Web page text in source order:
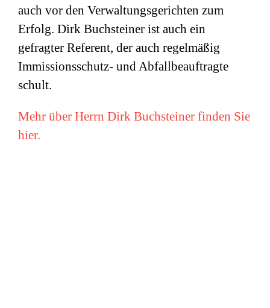
auch vor den Verwaltungsgerichten zum
Erfolg. Dirk Buchsteiner ist auch ein
gefragter Referent, der auch regelmäßig
Immissionsschutz- und Abfallbeauftragte
schult.
Mehr über Herrn Dirk Buchsteiner finden Sie
hier.